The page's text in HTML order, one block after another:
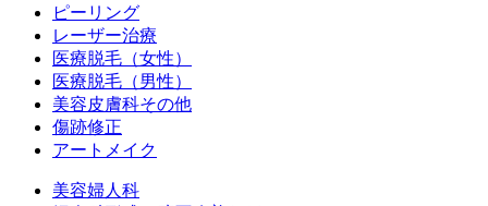
ピーリング
レーザー治療
医療脱毛（女性）
医療脱毛（男性）
美容皮膚科その他
傷跡修正
アートメイク
美容婦人科